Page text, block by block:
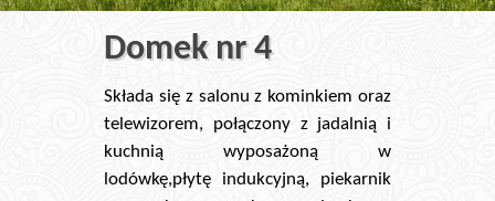
Domek nr 4
Składa się z salonu z kominkiem oraz
telewizorem, połączony z jadalnią i
kuchnią wyposażoną w
lodówkę,płytę indukcyjną, piekarnik